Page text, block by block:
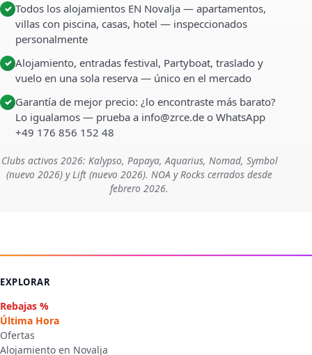
✓ Todos los alojamientos EN Novalja — apartamentos,
villas con piscina, casas, hotel — inspeccionados
personalmente
✓ Alojamiento, entradas festival, Partyboat, traslado y
vuelo en una sola reserva — único en el mercado
✓ Garantía de mejor precio: ¿lo encontraste más barato?
Lo igualamos — prueba a info@zrce.de o WhatsApp
+49 176 856 152 48
Clubs activos 2026: Kalypso, Papaya, Aquarius, Nomad, Symbol
(nuevo 2026) y Lift (nuevo 2026). NOA y Rocks cerrados desde
febrero 2026.
EXPLORAR
Rebajas %
Última Hora
Ofertas
Alojamiento en Novalja